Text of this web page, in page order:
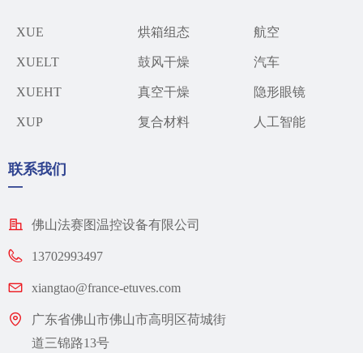
联系我们
—
佛山法赛图温控设备有限公司
13702993497
xiangtao@france-etuves.com
广东省佛山市佛山市高明区荷城街
道三锦路13号
XUE
XUELT
XUEHT
XUP
烘箱组态
鼓风干燥
真空干燥
复合材料
航空
汽车​
隐形眼镜
人工智能